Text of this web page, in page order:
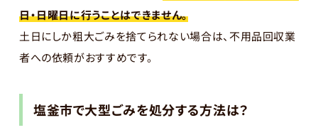
日・日曜日に行うことはできません。
土日にしか粗大ごみを捨てられない場合は、不用品回収業
者への依頼がおすすめです。
塩釜市で大型ごみを処分する方法は？